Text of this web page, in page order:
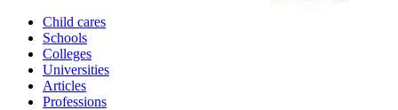
Child cares
Schools
Colleges
Universities
Articles
Professions